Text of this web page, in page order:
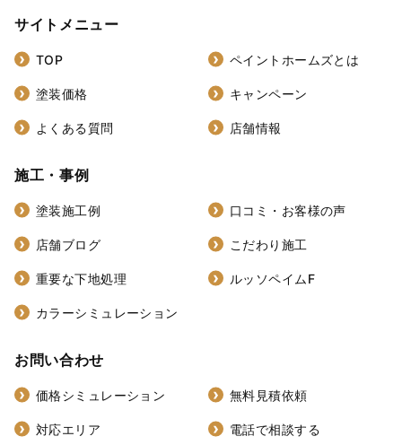
サイトメニュー
TOP ペイントホームズとは
塗装価格 キャンペーン
よくある質問 店舗情報
施工・事例
塗装施工例 口コミ・お客様の声
店舗ブログ こだわり施工
重要な下地処理 ルッソペイムF
カラーシミュレーション
お問い合わせ
価格シミュレーション 無料見積依頼
対応エリア 電話で相談する